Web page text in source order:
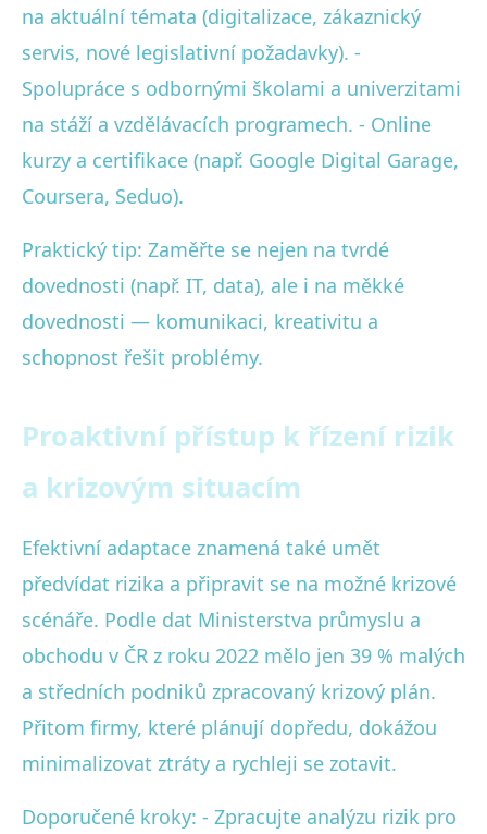
na aktuální témata (digitalizace, zákaznický
servis, nové legislativní požadavky). -
Spolupráce s odbornými školami a univerzitami
na stáží a vzdělávacích programech. - Online
kurzy a certifikace (např. Google Digital Garage,
Coursera, Seduo).
Praktický tip: Zaměřte se nejen na tvrdé
dovednosti (např. IT, data), ale i na měkké
dovednosti — komunikaci, kreativitu a
schopnost řešit problémy.
Proaktivní přístup k řízení rizik
a krizovým situacím
Efektivní adaptace znamená také umět
předvídat rizika a připravit se na možné krizové
scénáře. Podle dat Ministerstva průmyslu a
obchodu v ČR z roku 2022 mělo jen 39 % malých
a středních podniků zpracovaný krizový plán.
Přitom firmy, které plánují dopředu, dokážou
minimalizovat ztráty a rychleji se zotavit.
Doporučené kroky: - Zpracujte analýzu rizik pro